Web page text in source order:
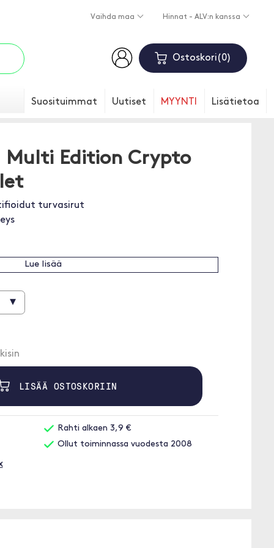
Vaihda maa Hinnat - ALV:n kanssa
Ostoskori 0
Suosituimmat Uutiset MYYNTI Lisätietoa
Multi Edition Crypto
turvasirut
Lue lisää
▾
LISÄÄ OSTOSKORIIN
Rahti alkaen 3,9 €
Ollut toiminnassa vuodesta 2008